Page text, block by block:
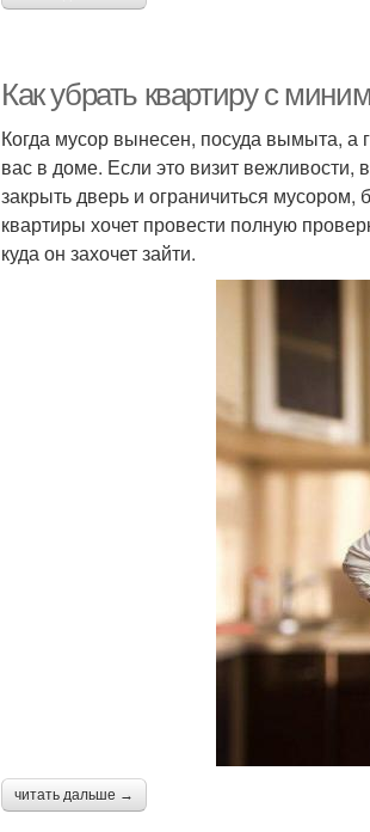
Как убрать квартиру с
Когда мусор вынесен, посуда вымыта, а
вас в доме. Если это визит вежливости,
закрыть дверь и ограничиться мусором,
квартиры хочет провести полную
куда он захочет зайти.
читать дальше →